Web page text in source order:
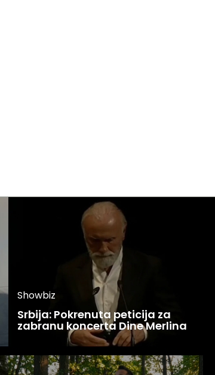
Showbiz
Srbija: Pokrenuta peticija za
zabranu koncerta Dine Merlina